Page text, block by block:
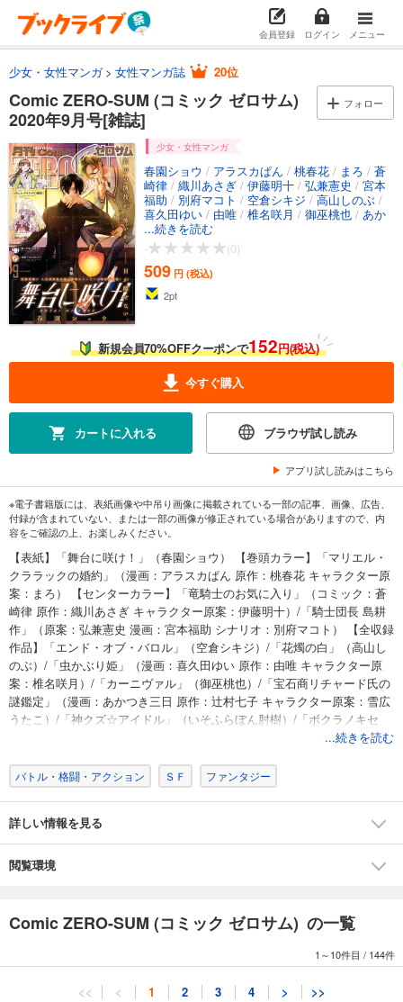
会員登録 ログイン メニュー
少女・女性マンガ 女性マンガ誌 20位
Comic ZERO-SUM (コミック ゼロサム)
2020年9月号[雑誌]
フォロー
少女・女性マンガ
春園ショウ / アラスカぱん / 桃春花 / まろ / 蒼
崎律 / 織川あさぎ / 伊藤明十 / 弘兼憲史 / 宮本
福助 / 別府マコト / 空倉シキジ / 高山しのぶ /
喜久田ゆい / 由唯 / 椎名咲月 / 御巫桃也 / あか
つき三日/辻村七子
ん肘樹 /久米田夏緒
峰/ TYPE-MOON/
庫妖/なま/
文太
須賀今日助
...続きを読む
-
(0)
509 円 (税込)
2pt
新規会員70%OFFクーポンで152円(税込)
今すぐ購入
カートに入れる ブラウザ試し読み
アプリ試し読みはこちら
※電子書籍版には、表紙画像や中吊り画像に掲載されている一部の記事、画像、広告、
付録が含まれていない、または一部の画像が修正されている場合がありますので、内
容をご確認の上、お楽しみください。
【表紙】「舞台に咲け！」（春園ショウ） 【巻頭カラー】「マリエル・
クララックの婚約」（漫画：アラスカぱん 原作：桃春花 キャラクター原
案：まろ） 【センターカラー】「竜騎士のお気に入り」（コミック：蒼
崎律 原作：織川あさぎ キャラクター原案：伊藤明十）/「騎士団長 島耕
作」（原案：弘兼憲史 漫画：宮本福助 シナリオ：別府マコト） 【全収録
作品】「エンド・オブ・バロル」（空倉シキジ）/「花燭の白」（高山し
のぶ）/「虫かぶり姫」（漫画：喜久田ゆい 原作：由唯 キャラクター原
案：椎名咲月）/「カーニヴァル」（御巫桃也）/「宝石商リチャード氏の
謎鑑定」（漫画：あかつき三日 原作：辻村七子 キャラクター原案：雪広
うたこ）/「神クズ☆アイドル」（いそふらぼん肘樹）/「ボクラノキセ
画：白峰 原作：TYPE-MOON）/【読み切り】「あなたがひとりにならな
いから私は」（藤野れまれ）/「家政魔導士の異世界生活～冒険中の家政
案：なま）/【出張版】「ロメロは世界を救わない」（のがみち）/「魔法
使いの約束」（漫画：シノノメウタ 原作・シナリオ：都志見文太／coly
キャラクターデザイン原案：ダンミル）/「彼に依頼してはいけません」
すみません」（コミック：須賀今日助 原作：佐藤友哉）/【読み切り】
「それはまるで、」（NRMEN）/【出張版】「引きこもり令嬢は話のわか
る聖獣番」（コミック：大庭そと 原作： 山田桐子 キャラクター原案：ま
ち）/「コーセルテルの竜術士～子竜物語～」（石動あゆま） ※本電子書
籍の表紙・目次・広告・情報・価格は、紙で発行した当時のものとなり
...続きを読む
バトル・格闘・アクション ＳＦ ファンタジー
詳しい情報を見る
閲覧環境
Comic ZERO-SUM (コミック ゼロサム) の一覧
1～10件目 / 144件
<< < 1 2 3 4 > >>